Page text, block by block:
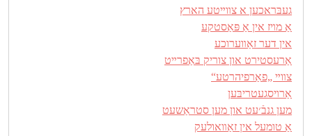
געבּראכען א צװײטע הארץ
אַ מױז אין אַ פּאַסטקע
אין דער זאַװערוכע
אַרעסטירט און צוריק בּאַפרײט
צװײ „פאַרפיהרטע“
אַרױסגעטריבּען
מען גנבֿ׳עט און מען סטראַשעט
אַ טומעל אין זאַװאולעק